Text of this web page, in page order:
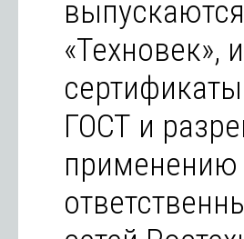
«Техновек»,
ГОСТ и